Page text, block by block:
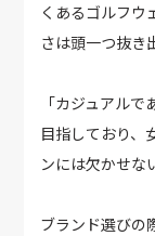
くあるゴルフウ
さは頭一つ抜き
「カジュアル
目指しており、
ンには欠かせな
ブランド選びの